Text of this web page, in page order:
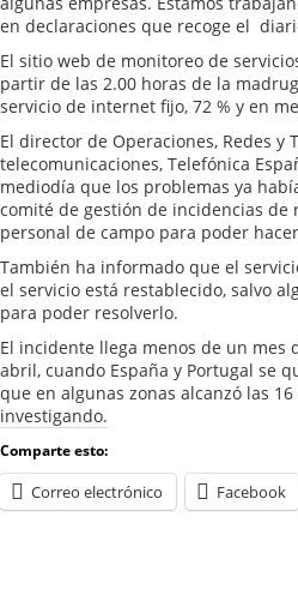
en declaraciones que recoge el
El sitio web de monitoreo de
partir de las 2.00 horas de la
servicio de internet fijo, 72 % y en
El director de Operaciones, Redes
telecomunicaciones, Telefónica
mediodía que los problemas ya
comité de gestión de incidencias de
personal de campo para poder
También ha informado que el
el servicio está restablecido, salvo
para poder resolverlo.
El incidente llega menos de un mes
abril, cuando España y Portugal se
que en algunas zonas alcanzó las
investigando.
Comparte esto:
Correo electrónico Facebook